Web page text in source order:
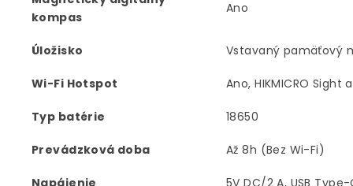
kompas
Ano
Úložisko Vstavaný pamäťový
Wi-Fi Hotspot Ano, HIKMICRO Sight
Typ batérie 18650
Prevádzková doba Až 8h (Bez Wi-Fi)
Napájenie 5V DC/2 A, USB